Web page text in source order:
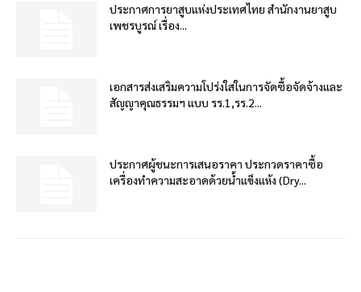
ประกาศการยาสูบแห่งประเทศไทย สำนักงานยาสูบ
เพชรบูรณ์ เรื่อง...
เอกสารส่งเสริมความโปร่งใสในการจัดซื้อจัดจ้างและ
สัญญาคุณธรรมฯ แบบ รร.1,รร.2...
ประกาศผู้ชนะการเสนอราคา ประกวดราคาซื้อ
เครื่องทำความสะอาดด้วยน้ำแข็งแห้ง (Dry...